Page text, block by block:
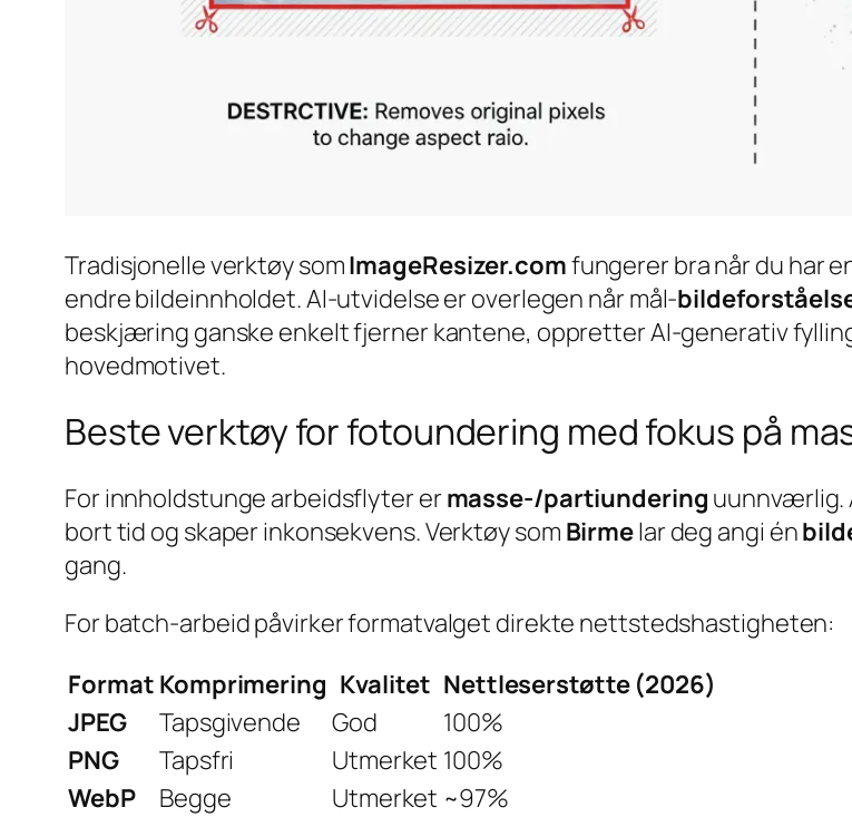
Tradisjonelle verktøy somImageResizer.comfungerer bra når du har
endre bildeinnholdet. AI-utvidelse er overlegen når mål-
beskjæring ganske enkelt fjerner kantene, oppretter AI-generativ
hovedmotivet.
Beste verktøy for fotoundering med fokus på
For innholdstunge arbeidsflyter er masse-/partiundering uunnværlig.
bort tid og skaper inkonsekvens. Verktøy som Birmelar deg angi én
gang.
For batch-arbeid påvirker formatvalget direkte nettstedshastigheten:
Format Komprimering Kvalitet Nettleserstøtte (2026)
JPEG
Tapsgivende God
100%
PNG
Tapsfri Utmerket 100%
WebP
Begge Utmerket ~97%